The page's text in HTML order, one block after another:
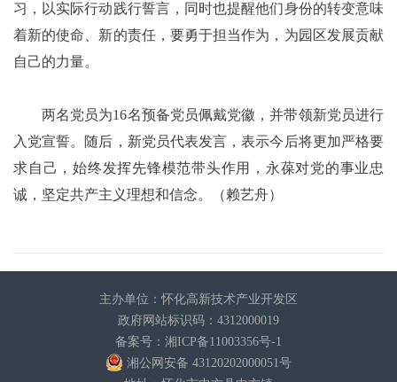
习，以实际行动践行誓言，同时也提醒他们身份的转变意味
着新的使命、新的责任，要勇于担当作为，为园区发展贡献
自己的力量。
两名党员为16名预备党员佩戴党徽，并带领新党员进行
入党宣誓。随后，新党员代表发言，表示今后将更加严格要
求自己，始终发挥先锋模范带头作用，永葆对党的事业忠
诚，坚定共产主义理想和信念。（赖艺舟）
主办单位：怀化高新技术产业开发区
政府网站标识码：4312000019
备案号：湘ICP备11003356号-1
湘公网安备 43120202000051号